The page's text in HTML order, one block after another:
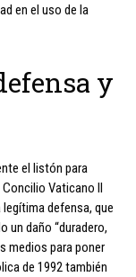
en el uso de la
y
el listón para
Vaticano II
defensa, que
un daño “duradero,
medios para poner
de 1992 también